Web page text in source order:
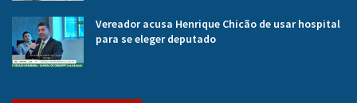
Vereador acusa Henrique Chicão de usar hospital
para se eleger deputado